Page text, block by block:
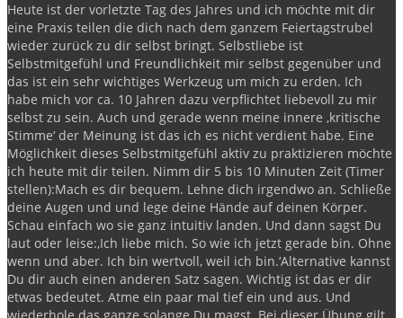
Heute ist der vorletzte Tag des Jahres und ich möchte mit dir
eine Praxis teilen die dich nach dem ganzem Feiertagstrubel
wieder zurück zu dir selbst bringt. Selbstliebe ist
Selbstmitgefühl und Freundlichkeit mir selbst gegenüber und
das ist ein sehr wichtiges Werkzeug um mich zu erden. Ich
habe mich vor ca. 10 Jahren dazu verpflichtet liebevoll zu mir
selbst zu sein. Auch und gerade wenn meine innere ‚kritische
Stimme‘ der Meinung ist das ich es nicht verdient habe. Eine
Möglichkeit dieses Selbstmitgefühl aktiv zu praktizieren möchte
ich heute mit dir teilen. Nimm dir 5 bis 10 Minuten Zeit (Timer
stellen):Mach es dir bequem. Lehne dich irgendwo an. Schließe
deine Augen und und lege deine Hände auf deinen Körper.
Schau einfach wo sie ganz intuitiv landen. Und dann sagst Du
laut oder leise:‚Ich liebe mich. So wie ich jetzt gerade bin. Ohne
wenn und aber. Ich bin wertvoll, weil ich bin.‘Alternative kannst
Du dir auch einen anderen Satz sagen. Wichtig ist das er dir
etwas bedeutet. Atme ein paar mal tief ein und aus. Und